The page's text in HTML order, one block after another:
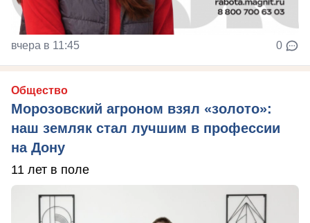
вчера в 11:45 0
Общество
Морозовский агроном взял «золото»:
наш земляк стал лучшим в профессии
на Дону
11 лет в поле